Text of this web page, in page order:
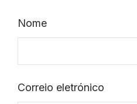
Nome
Correio eletrónico